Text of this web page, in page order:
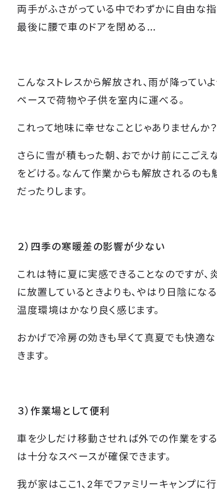
両手がふさがっている中でわずかに自由な
最後に腰で車のドアを閉める…
こんなストレスから解放され、雨が降ってい
ペースで荷物や子供を室内に運べる。
これって地味に幸せなことじゃありませんか
さらに雪が積もった朝、おでかけ前にこごえ
をどける。なんて作業からも解放されるのも
だったりします。
２）四季の寒暖差の影響が少ない
これは特に夏に実感できることなのですが、
に放置しているときよりも、やはり日陰にな
温度環境はかなり良く感じます。
おかげで冷房の効きも早くて真夏でも快適
きます。
３）作業場として便利
車を少しだけ移動させれば外での作業をす
は十分なスペースが確保できます。
我が家はここ1、2年でファミリーキャンプに